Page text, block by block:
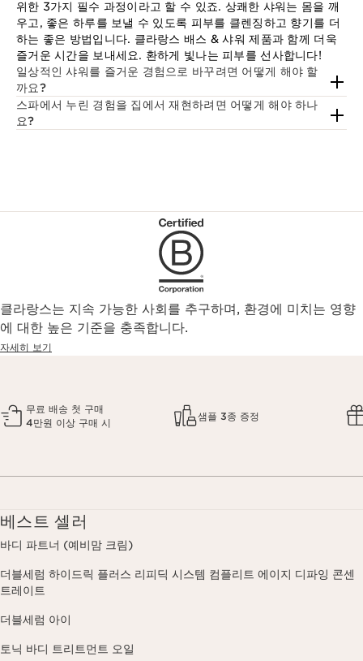
위한 3가지 필수 과정이라고 할 수 있죠. 상쾌한 샤워는 몸을 깨
우고, 좋은 하루를 보낼 수 있도록 피부를 클렌징하고 향기를 더
하는 좋은 방법입니다. 클라랑스 배스 & 샤워 제품과 함께 더욱
즐거운 시간을 보내세요. 환하게 빛나는 피부를 선사합니다!
일상적인 샤워를 즐거운 경험으로 바꾸려면 어떻게 해야 할
까요?
스파에서 누린 경험을 집에서 재현하려면 어떻게 해야 하나
요?
클라랑스는 지속 가능한 사회를 추구하며, 환경에 미치는 영향
에 대한 높은 기준을 충족합니다.
자세히 보기
무료 배송 첫 구매
4만원 이상 구매 시
샘플 3종 증정
베스트 셀러
바디 파트너 (예비맘 크림)
더블세럼 하이드릭 플러스 리피딕 시스템 컴플리트 에이지 디파잉 콘센
트레이트
더블세럼 아이
토닉 바디 트리트먼트 오일